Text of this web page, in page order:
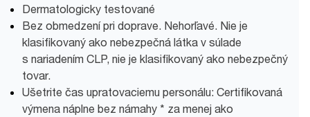
Dermatologicky testované
Bez obmedzení pri doprave. Nehorľavé. Nie je
klasifikovaný ako nebezpečná látka v súlade
s nariadením CLP, nie je klasifikovaný ako nebezpečný
tovar.
Ušetrite čas upratovaciemu personálu: Certifikovaná
výmena náplne bez námahy * za menej ako